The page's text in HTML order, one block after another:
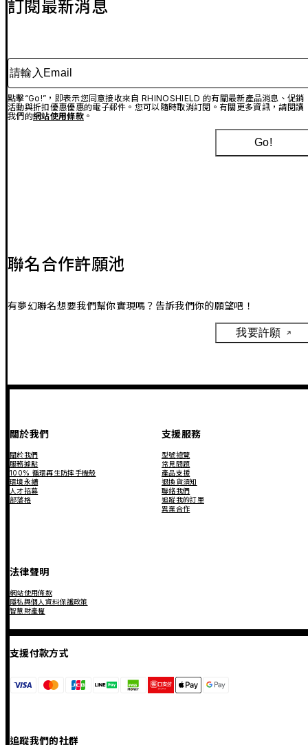
訂閱最新消息
請輸入Email
點擊“Go!”，即表示您同意接收來自 RHINOSHIELD 的有關最新產品消息、促銷
活動與折扣優惠優惠的電子郵件。您可以隨時取消訂閱。有關更多資訊，請閱讀
我們的網站使用條款。
Go!
聯名合作許願池
有夢幻聯名想要我們幫你實現嗎？告訴我們你的願望吧！
我要許願
關於我們
關於我們
服務據點
100% 循環再生防摔手機殼
環境永續
人才招募
部落格
支援服務
型號總覽
常見問題
產品支援
退換貨須知
聯絡我們
追蹤我的訂單
異業合作
法律聲明
網站使用條款
隱私與個人資料保護政策
智慧財產權
支援付款方式
追蹤我們的社群